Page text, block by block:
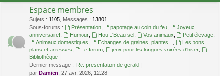
Espace membres
Sujets : 1105 Messages : 13801
Sous-forums :
Présentation, papotage au coin du feu,
Joyeux
anniversaire!
Humour, Hou L'Beau sel, Vos animaux Petit élevage
Animaux domestiques
Echanges de graines, plantes...
Les bons
plans et adresses
Le forum, jeux pour les longues soirées d'hiver,
Bibliothèque
Dernier message : Re: presentation de gerald
par Damien , 27 avr. 2026, 12:28